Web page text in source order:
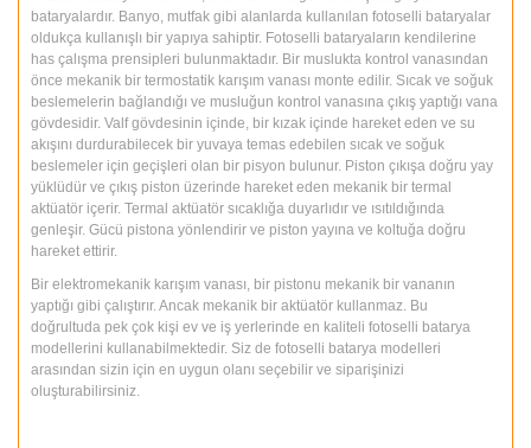
bataryalardır. Banyo, mutfak gibi alanlarda kullanılan fotoselli bataryalar
oldukça kullanışlı bir yapıya sahiptir. Fotoselli bataryaların kendilerine
has çalışma prensipleri bulunmaktadır. Bir muslukta kontrol vanasından
önce mekanik bir termostatik karışım vanası monte edilir. Sıcak ve soğuk
beslemelerin bağlandığı ve musluğun kontrol vanasına çıkış yaptığı vana
gövdesidir. Valf gövdesinin içinde, bir kızak içinde hareket eden ve su
akışını durdurabilecek bir yuvaya temas edebilen sıcak ve soğuk
beslemeler için geçişleri olan bir pisyon bulunur. Piston çıkışa doğru yay
yüklüdür ve çıkış piston üzerinde hareket eden mekanik bir termal
aktüatör içerir. Termal aktüatör sıcaklığa duyarlıdır ve ısıtıldığında
genleşir. Gücü pistona yönlendirir ve piston yayına ve koltuğa doğru
hareket ettirir.
Bir elektromekanik karışım vanası, bir pistonu mekanik bir vananın
yaptığı gibi çalıştırır. Ancak mekanik bir aktüatör kullanmaz. Bu
doğrultuda pek çok kişi ev ve iş yerlerinde en kaliteli fotoselli batarya
modellerini kullanabilmektedir. Siz de fotoselli batarya modelleri
arasından sizin için en uygun olanı seçebilir ve siparişinizi
oluşturabilirsiniz.